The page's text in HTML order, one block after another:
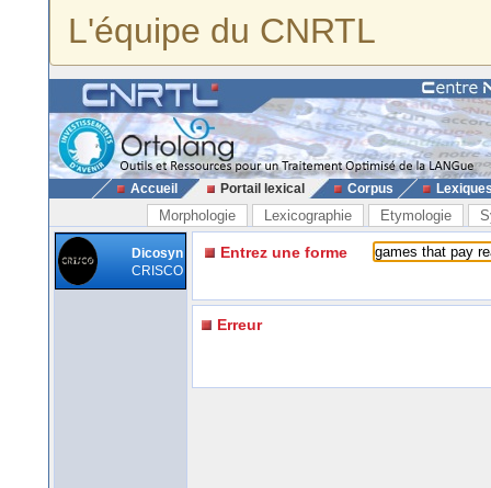
L'équipe du CNRTL
Accueil Portail lexical Corpus
Morphologie Lexicographie Etymologie
Dicosyn
CRISCO
Entrez une forme
Erreur